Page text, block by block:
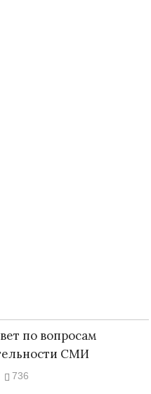
по вопросам
СМИ
736